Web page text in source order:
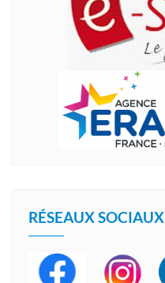
RÉSEAUX SOCIAUX